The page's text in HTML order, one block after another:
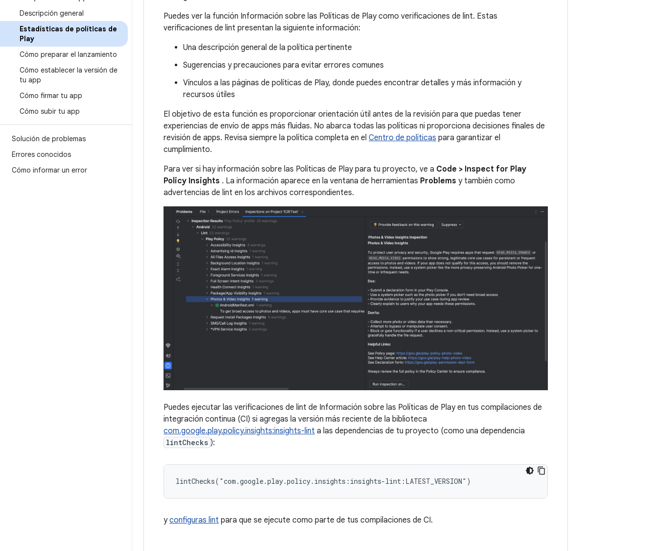
Descripción general
Estadísticas de políticas de
Play
Cómo preparar el lanzamiento
Cómo establecer la versión de
tu app
Cómo firmar tu app
Cómo subir tu app
Solución de problemas
Errores conocidos
Cómo informar un error
Puedes ver la función Información sobre las Políticas de Play como verificaciones de lint. Estas
verificaciones de lint presentan la siguiente información:
Una descripción general de la política pertinente
Sugerencias y precauciones para evitar errores comunes
Vínculos a las páginas de políticas de Play, donde puedes encontrar detalles y más información y
recursos útiles
El objetivo de esta función es proporcionar orientación útil antes de la revisión para que puedas tener
experiencias de envío de apps más fluidas. No abarca todas las políticas ni proporciona decisiones finales de
revisión de apps. Revisa siempre la política completa en el Centro de políticas para garantizar el
cumplimiento.
Para ver si hay información sobre las Políticas de Play para tu proyecto, ve a Code > Inspect for Play
Policy Insights . La información aparece en la ventana de herramientas Problems y también como
advertencias de lint en los archivos correspondientes.
Puedes ejecutar las verificaciones de lint de Información sobre las Políticas de Play en tus compilaciones de
integración continua (CI) si agregas la versión más reciente de la biblioteca
com.google.play.policy.insights:insights-lint a las dependencias de tu proyecto (como una dependencia
lintChecks ):
yconfiguras lint para que se ejecute como parte de tus compilaciones de CI.